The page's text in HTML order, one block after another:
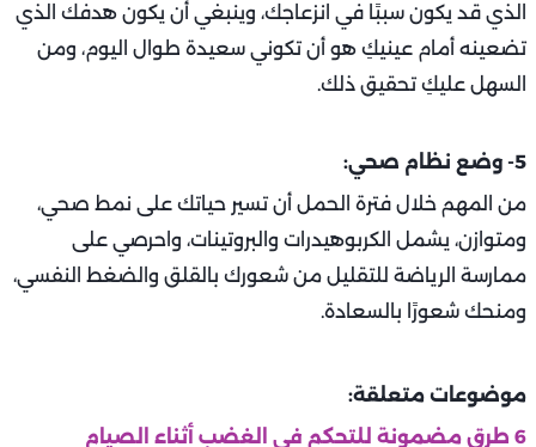
الذي قد يكون سببًا في انزعاجك، وينبغي أن يكون هدفك الذي
تضعينه أمام عينيكِ هو أن تكوني سعيدة طوال اليوم، ومن
السهل عليكِ تحقيق ذلك.
5- وضع نظام صحي:
من المهم خلال فترة الحمل أن تسير حياتك على نمط صحي،
ومتوازن، يشمل الكربوهيدرات والبروتينات، واحرصي على
ممارسة الرياضة للتقليل من شعورك بالقلق والضغط النفسي،
ومنحك شعورًا بالسعادة.
موضوعات متعلقة:
6 طرق مضمونة للتحكم في الغضب أثناء الصيام